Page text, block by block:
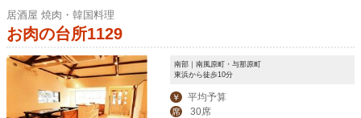
居酒屋 焼肉・韓国料理
お肉の台所1129
南部｜南風原町・与那原町
東浜から徒歩10分
￥ 平均予算
席 30席